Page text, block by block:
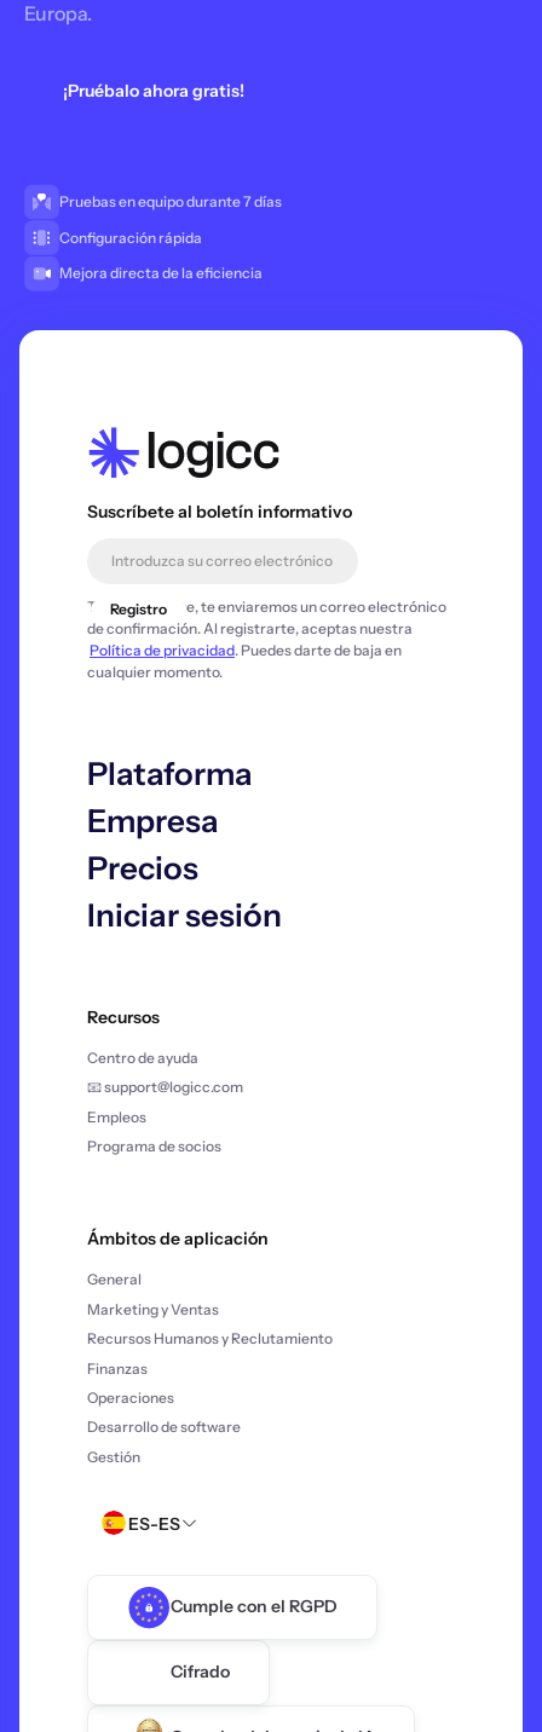
Europa.
¡Pruébalo ahora gratis!
Pruebas en equipo durante 7 días
Configuración rápida
Mejora directa de la eficiencia
Suscríbete al boletín informativo
Tras registrarte, te enviaremos un correo electrónico
de confirmación. Al registrarte, aceptas nuestra
Política de privacidad. Puedes darte de baja en
cualquier momento.
Plataforma
Empresa
Precios
Iniciar sesión
Recursos
Centro de ayuda
📧 support@logicc.com
Empleos
Programa de socios
Ámbitos de aplicación
General
Marketing y Ventas
Recursos Humanos y Reclutamiento
Finanzas
Operaciones
Desarrollo de software
Gestión
ES-ES
Cumple con el RGPD
Cifrado